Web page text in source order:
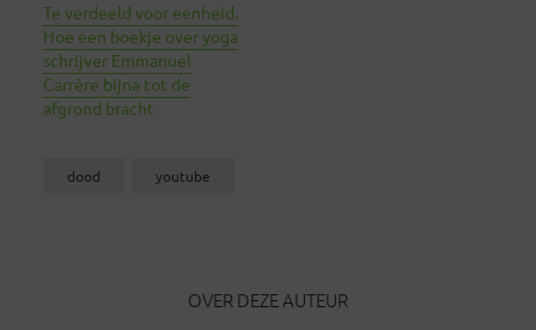
Te verdeeld voor eenheid.
Hoe een boekje over yoga
schrijver Emmanuel
Carrère bijna tot de
afgrond bracht
dood youtube
OVER DEZE AUTEUR